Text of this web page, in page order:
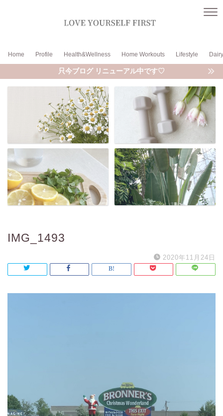
Home Profile Health&Wellness Home Workouts Lifestyle Dairy
只今ブログ リニューアル中です♡
IMG_1493
2020年11月24日